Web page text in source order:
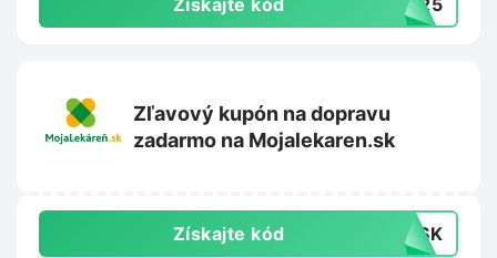
Získajte kód GT25
Zľavový kupón na dopravu
zadarmo na Mojalekaren.sk
Získajte kód MOSK